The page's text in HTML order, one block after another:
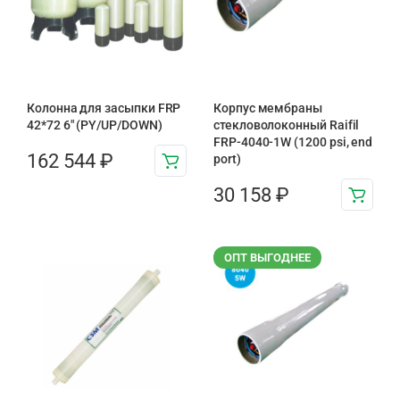
Колонна для засыпки FRP
42*72 6″ (PY/UP/DOWN)
162 544 ₽
Корпус мембраны
стекловолоконный Raifil
FRP-4040-1W (1200 psi, end
port)
30 158 ₽
ОПТ ВЫГОДНЕЕ